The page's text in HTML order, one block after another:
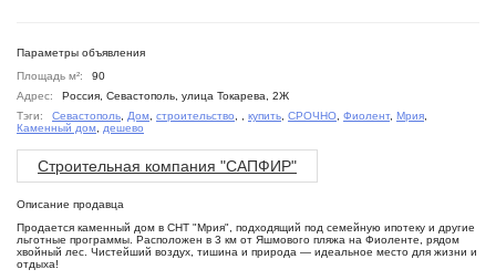
Параметры объявления
Площадь м²:
90
Адрес:
Россия, Севастополь, улица Токарева, 2Ж
Тэги:
Севастополь Дом строительство купить СРОЧНО Фиолент, Мрия
Каменный дом
дешево
Строительная компания "САПФИР"
Описание продавца
Продается каменный дом в СНТ "Мрия", подходящий под семейную ипотеку и другие
льготные программы. Расположен в 3 км от Яшмового пляжа на Фиоленте, рядом
хвойный лес. Чистейший воздух, тишина и природа — идеальное место для жизни и
отдыха!